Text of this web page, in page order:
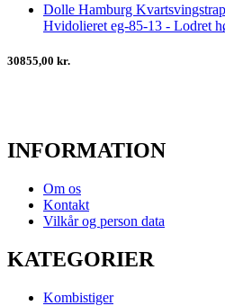
Dolle Hamburg
Hvidolieret eg-85-13 - Lodret
30855,00 kr.
INFORMATION
Om os
Kontakt
Vilkår og person data
KATEGORIER
Kombistiger